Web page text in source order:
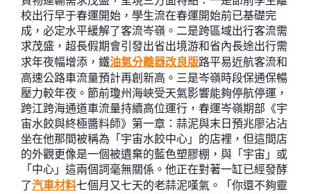
校出行早于春運開始，學生流在春運開始前已基礎完
成，必定水平緩解了客流岑嶺。二是跨區域出行客流需
求茂盛，超長假期會引發出省出境游和省內長途出行需
求年夜幅增添，鐵油氣分離器改良版路平易近航客流和
高速公路車流量預計再創新高。三是岑嶺時段保通保暢
壓力較年夜。節前瓊州海峽受天氣影響能夠停航停運，
跨江跨海通道車流量持續高位運行，春運岑嶺期部《宇
宙水餃與終極醬料師》第一章：蒜泥與末日預兆廖沾沾
坐在他那間被稱為「宇宙水餃中心」的店裡，但這間店
的外觀更像是一個被遺棄的藍色塑膠棚，與「宇宙」或
「中心」這兩個詞毫無關係。他正在對著一缸已經發酵
了汽車材料七個月又七天的老蒜泥嘆氣。「你還不夠靈